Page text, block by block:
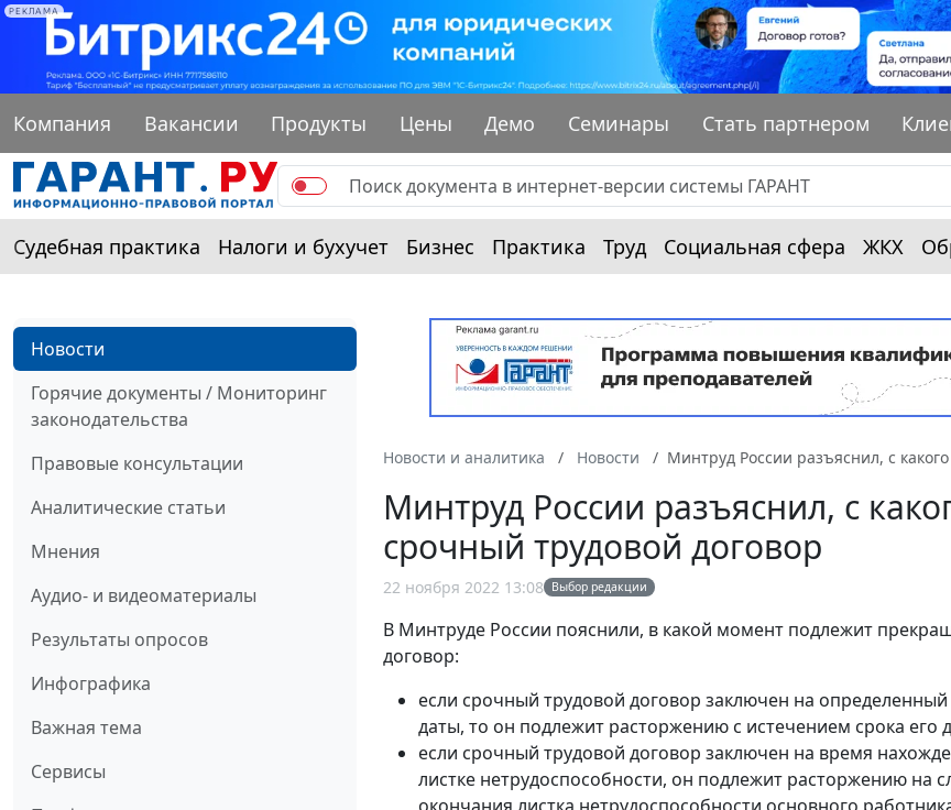
РЕКЛАМА
Компания Вакансии Продукты Цены Демо Семинары Стать партнером
Судебная практика Налоги и бухучет Бизнес Практика Труд Социальная сфера ЖКХ
Новости
Горячие документы / Мониторинг
законодательства
Правовые консультации
Аналитические статьи
Мнения
Аудио- и видеоматериалы
Результаты опросов
Инфографика
Важная тема
Сервисы
Новости и аналитика Новости Минтруд России разъяснил, с
Минтруд России разъяснил, с
срочный трудовой договор
22 ноября 2022 13:08 Выбор редакции
В Минтруде России пояснили, в какой момент подлежит
договор:
если срочный трудовой договор заключен на
даты, то он подлежит расторжению с истечением срока его
если срочный трудовой договор заключен на время
листке нетрудоспособности, он подлежит расторжению на